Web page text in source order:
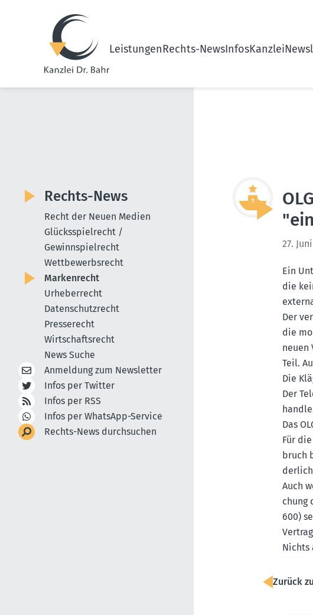
LeistungenRechts-NewsInfosKanzlei
27.
Ein
die
Der
die
neuen
Teil.
Die
Der
Das
Für
bruch
Auch
chung
600)
Nichts
Zurück
Rechts-News
Recht der Neuen Medien
Glücksspielrecht /
Gewinnspielrecht
Wettbewerbsrecht
Markenrecht
Urheberrecht
Datenschutzrecht
Presserecht
Wirtschaftsrecht
News Suche
Anmeldung zum Newsletter
Infos per Twitter
Infos per RSS
Infos per WhatsApp-Service
Rechts-News durchsuchen